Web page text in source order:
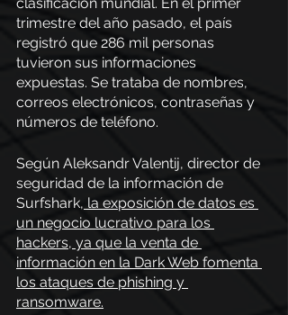
trimestre del año pasado, el país
registró que 286 mil personas
tuvieron sus informaciones
expuestas. Se trataba de nombres,
correos electrónicos, contraseñas y
números de teléfono.
Según Aleksandr Valentij, director de
seguridad de la información de
Surfshark, la exposición de datos es
un negocio lucrativo para los
hackers, ya que la venta de
información en la Dark Web fomenta
los ataques de phishing y
ransomware.